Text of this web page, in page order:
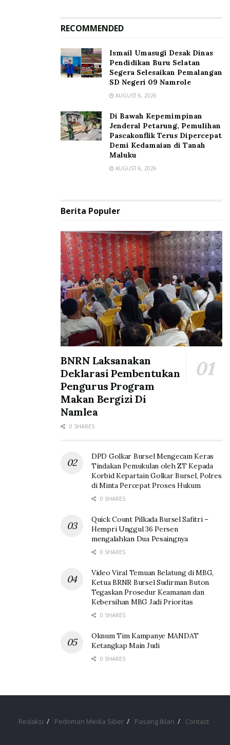
RECOMMENDED
Ismail Umasugi Desak Dinas
Pendidikan Buru Selatan
Segera Selesaikan Pemalangan
SD Negeri 09 Namrole
AUGUST 6, 2026
Di Bawah Kepemimpinan
Jenderal Petarung, Pemulihan
Pascakonflik Terus Dipercepat
Demi Kedamaian di Tanah
Maluku
AUGUST 6, 2026
Berita Populer
BNRN Laksanakan
Deklarasi Pembentukan
Pengurus Program
Makan Bergizi Di
Namlea
0 SHARES
DPD Golkar Bursel Mengecam Keras
Tindakan Pemukulan oleh ZT Kepada
Korbid Kepartain Golkar Bursel, Polres
di Minta Percepat Proses Hukum
0 SHARES
Quick Count Pilkada Bursel Safitri –
Hempri Unggul 36 Persen
mengalahkan Dua Pesaingnya
0 SHARES
Video Viral Temuan Belatung di MBG,
Ketua BRNR Bursel Sudirman Buton
Tegaskan Prosedur Keamanan dan
Kebersihan MBG Jadi Prioritas
0 SHARES
Oknum Tim Kampanye MANDAT
Ketangkap Main Judi
0 SHARES
Redaksi Pedoman Media Siber Pasang Iklan Contact